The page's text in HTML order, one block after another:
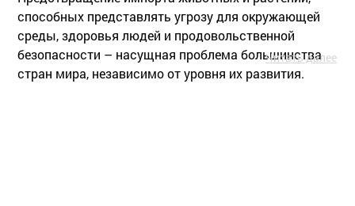
способных представлять угрозу для окружающей
среды, здоровья людей и продовольственной
безопасности – насущная проблема большинства
стран мира, независимо от уровня их развития.
Читать далее